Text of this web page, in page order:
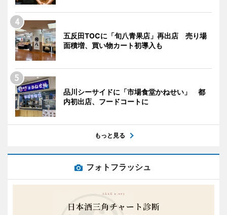
五反田TOCに「旬八青果店」再出店 売り場
面積増、買い物カート初導入も
品川シーサイドに「市場食堂かねせい」 都
内初出店、フードコートに
もっと見る
フォトフラッシュ